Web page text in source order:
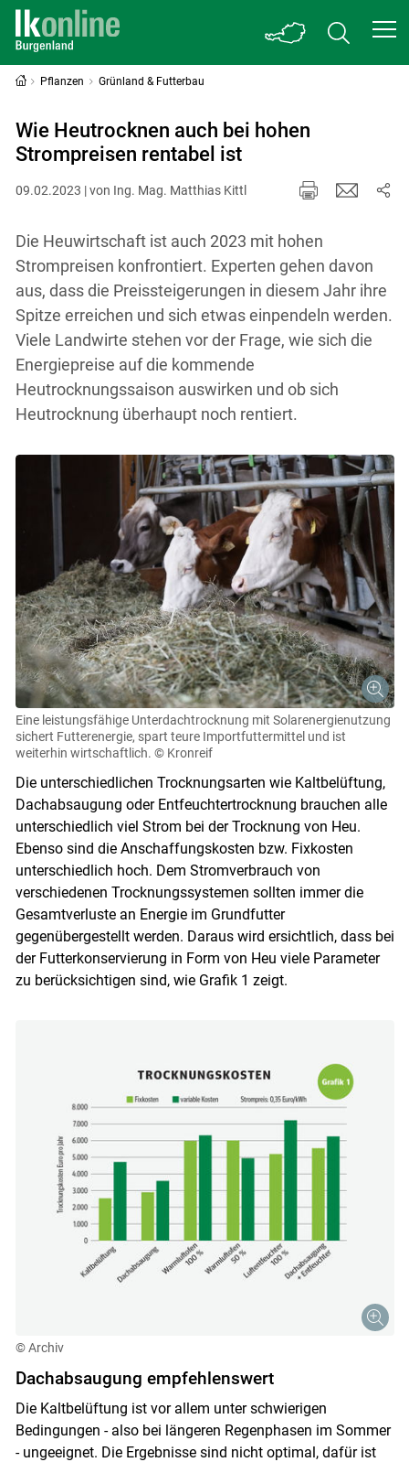
Pflanzen Grünland & Futterbau
Wie Heutrocknen auch bei hohen
Strompreisen rentabel ist
09.02.2023 | von Ing. Mag. Matthias Kittl
Die Heuwirtschaft ist auch 2023 mit hohen
Strompreisen konfrontiert. Experten gehen davon
aus, dass die Preissteigerungen in diesem Jahr ihre
Spitze erreichen und sich etwas einpendeln werden.
Viele Landwirte stehen vor der Frage, wie sich die
Energiepreise auf die kommende
Heutrocknungssaison auswirken und ob sich
Heutrocknung überhaupt noch rentiert.
Eine leistungsfähige Unterdachtrocknung mit Solarenergienutzung
sichert Futterenergie, spart teure Importfuttermittel und ist
weiterhin wirtschaftlich. © Kronreif
Die unterschiedlichen Trocknungsarten wie Kaltbelüftung,
Dachabsaugung oder Entfeuchtertrocknung brauchen alle
unterschiedlich viel Strom bei der Trocknung von Heu.
Ebenso sind die Anschaffungskosten bzw. Fixkosten
unterschiedlich hoch. Dem Stromverbrauch von
verschiedenen Trocknungssystemen sollten immer die
Gesamtverluste an Energie im Grundfutter
gegenübergestellt werden. Daraus wird ersichtlich, dass bei
der Futterkonservierung in Form von Heu viele Parameter
zu berücksichtigen sind, wie Grafik 1 zeigt.
© Archiv
Dachabsaugung empfehlenswert
Die Kaltbelüftung ist vor allem unter schwierigen
Bedingungen - also bei längeren Regenphasen im Sommer
- ungeeignet. Die Ergebnisse sind nicht optimal, dafür ist